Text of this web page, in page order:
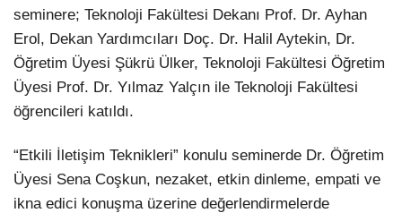
seminere; Teknoloji Fakültesi Dekanı Prof. Dr. Ayhan
Erol, Dekan Yardımcıları Doç. Dr. Halil Aytekin, Dr.
Öğretim Üyesi Şükrü Ülker, Teknoloji Fakültesi Öğretim
Üyesi Prof. Dr. Yılmaz Yalçın ile Teknoloji Fakültesi
öğrencileri katıldı.
“Etkili İletişim Teknikleri” konulu seminerde Dr. Öğretim
Üyesi Sena Coşkun, nezaket, etkin dinleme, empati ve
ikna edici konuşma üzerine değerlendirmelerde